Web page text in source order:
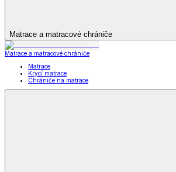
Vše z Deky a plédy
Beránkové soupravy
Beránkové deky
Televizní deky a pytle